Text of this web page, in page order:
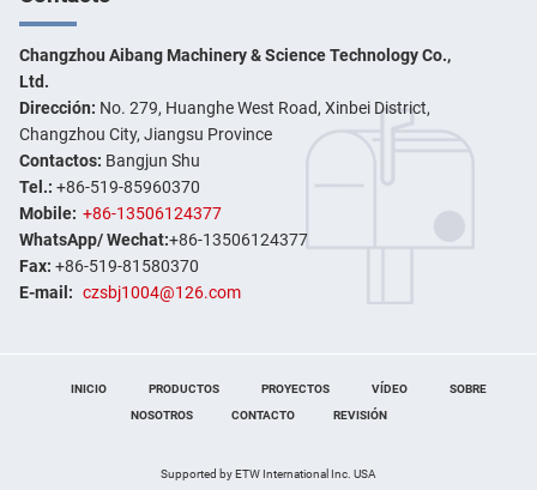
Changzhou Aibang Machinery & Science Technology Co.,
Ltd.
Dirección: No. 279, Huanghe West Road, Xinbei District,
Changzhou City, Jiangsu Province
Contactos: Bangjun Shu
Tel.: +86-519-85960370
Mobile: +86-13506124377
WhatsApp/ Wechat:+86-13506124377
Fax: +86-519-81580370
E-mail: czsbj1004@126.com
INICIO PRODUCTOS PROYECTOS VÍDEO
SOBRE
NOSOTROS
CONTACTO REVISIÓN
Supported by ETW International Inc. USA